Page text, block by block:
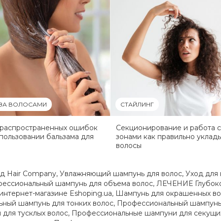
ВОЛОСАМИ
ошибок
бальзама для
СТАЙЛИНГ
Секционирование и работа с
зонами как правильно
волосы
Hair Company, Увлажняющий шампунь для волос, Уход для
шампунь для объема волос, ЛЕЧЕНИЕ
магазине Eshoping.ua, Шампунь для окрашенных
шампунь для тонких волос, Профессиональный
тусклых волос, Профессиональные шампуни для